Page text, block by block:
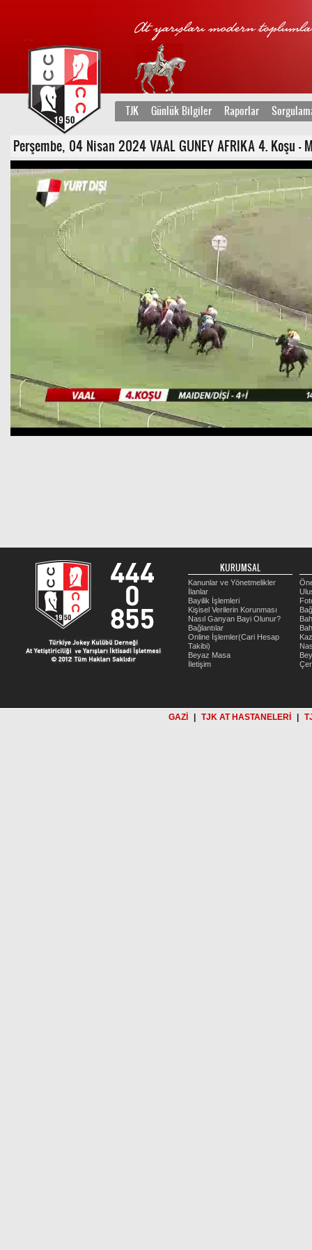
TJK Günlük Bilgiler Raporlar
Perşembe, 04 Nisan 2024 VAAL GUNEY AFRIKA 4. Koşu
KURUMSAL
Kanunlar ve Yönetmelikler
İlanlar
Bayilik İşlemleri
Kişisel Verilerin Korunması
Nasıl Ganyan Bayi Olunur?
Bağlantılar
Online İşlemler(Cari Hesap
Takibi)
Beyaz Masa
İletişim
GAZİ TJK AT HASTANELERİ